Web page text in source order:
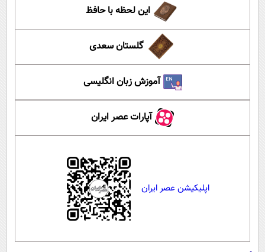
این لحظه با حافظ
گلستان سعدی
آموزش زبان انگلیسی
آپارات عصر ایران
اپلیکیشن عصر ایران